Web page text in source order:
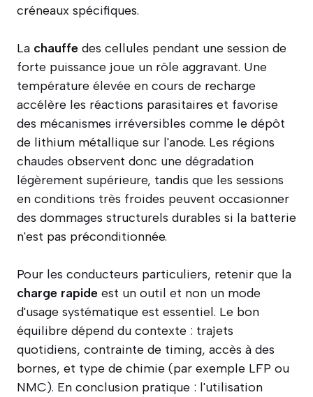
créneaux spécifiques.
La chauffe des cellules pendant une session de
forte puissance joue un rôle aggravant. Une
température élevée en cours de recharge
accélère les réactions parasitaires et favorise
des mécanismes irréversibles comme le dépôt
de lithium métallique sur l'anode. Les régions
chaudes observent donc une dégradation
légèrement supérieure, tandis que les sessions
en conditions très froides peuvent occasionner
des dommages structurels durables si la batterie
n'est pas préconditionnée.
Pour les conducteurs particuliers, retenir que la
charge rapide est un outil et non un mode
d'usage systématique est essentiel. Le bon
équilibre dépend du contexte : trajets
quotidiens, contrainte de timing, accès à des
bornes, et type de chimie (par exemple LFP ou
NMC). En conclusion pratique : l'utilisation